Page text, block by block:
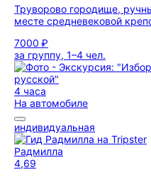
Труворово городище,
месте средневековой
7000 ₽
за группу, 1–4 чел.
4 часа
На автомобиле
индивидуальная
Радмилла
4,69